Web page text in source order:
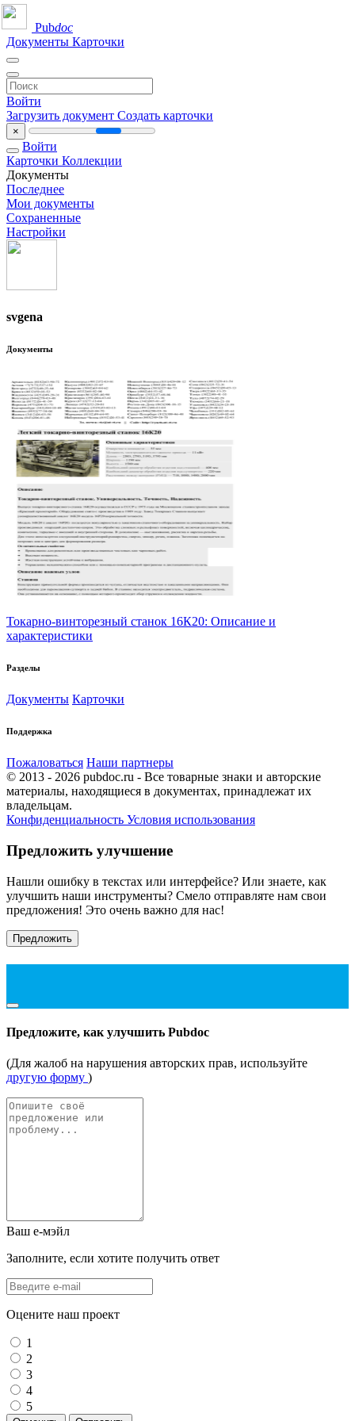
Pubdoc
Документы Карточки
Войти
Загрузить документ Создать карточки
×
Войти
Карточки Коллекции
Документы
Последнее
Мои документы
Сохраненные
Настройки
svgena
Документы
Токарно-винторезный станок 16К20: Описание и
характеристики
Разделы
Документы Карточки
Поддержка
Пожаловаться Наши партнеры
© 2013 - 2026 pubdoc.ru - Все товарные знаки и авторские
материалы, находящиеся в документах, принадлежат их
владельцам.
Конфиденциальность Условия использования
Предложить улучшение
Нашли ошибку в текстах или интерфейсе? Или знаете, как
улучшить наши инструменты? Смело отправляте нам свои
предложения! Это очень важно для нас!
Предложить
Предложите, как улучшить Pubdoc
(Для жалоб на нарушения авторских прав, используйте
другую форму )
Ваш е-мэйл
Заполните, если хотите получить ответ
Оцените наш проект
1
2
3
4
5